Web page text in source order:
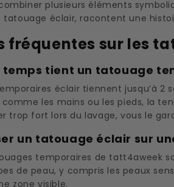
plusieurs éléments
tatouage éclair, racontent une
fréquentes sur les
temps tient un tatouage
éclair tiennent jusqu’à 2
les mains ou les pieds, la
trop fort lors du lavage, vous le
un tatouage éclair sur
temporaires de tatt4aweek
de peau, y compris les peaux
zone visible.